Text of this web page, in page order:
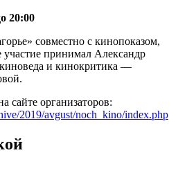
20:00
совместно с кинопоказом,
участие принимал Александр
киноведа и кинокритика —
сайте организаторов:
2019/avgust/noch_kino/index.php